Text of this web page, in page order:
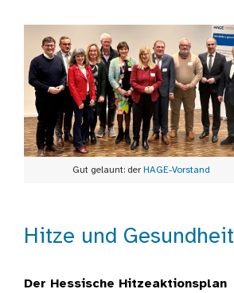
Gut gelaunt: derHAGE-Vorstand
Hitze und Gesundheit
Der Hessische Hitzeaktionsplan